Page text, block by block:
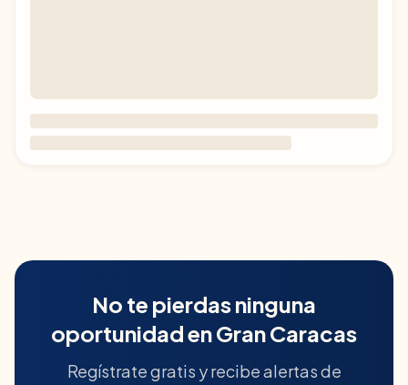
No te pierdas ninguna
oportunidad enGran Caracas
Regístrate gratis y recibe alertas de